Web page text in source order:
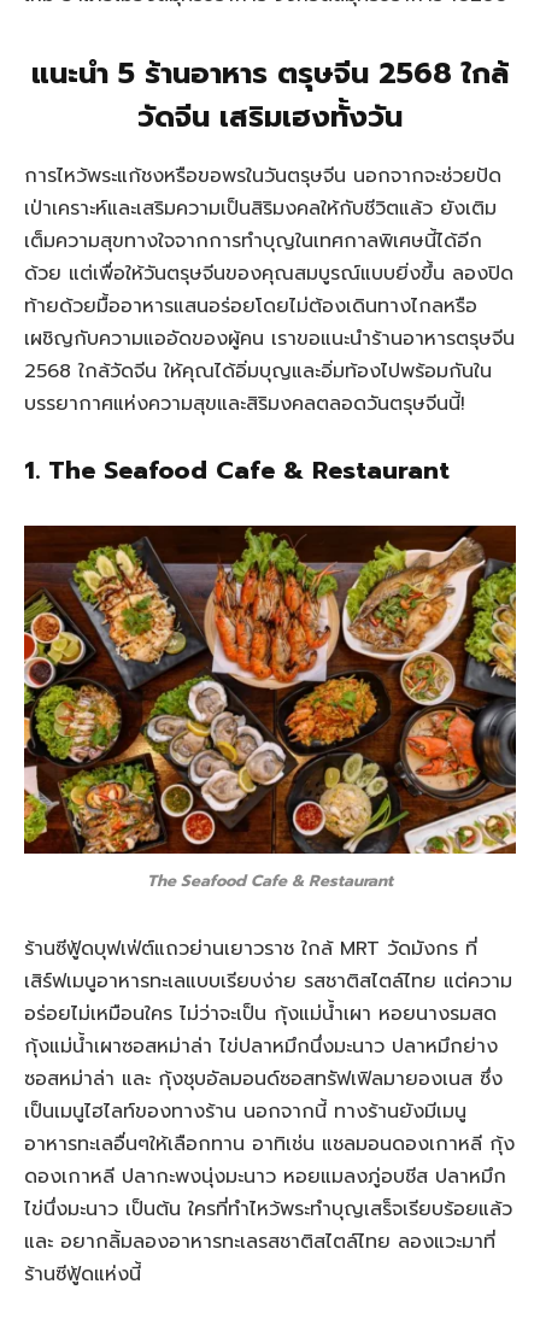
แนะนำ 5 ร้านอาหาร ตรุษจีน 2568 ใกล้
วัดจีน เสริมเฮงทั้งวัน
การไหว้พระแก้ชงหรือขอพรในวันตรุษจีน นอกจากจะช่วยปัด
เป่าเคราะห์และเสริมความเป็นสิริมงคลให้กับชีวิตแล้ว ยังเติม
เต็มความสุขทางใจจากการทำบุญในเทศกาลพิเศษนี้ได้อีก
ด้วย แต่เพื่อให้วันตรุษจีนของคุณสมบูรณ์แบบยิ่งขึ้น ลองปิด
ท้ายด้วยมื้ออาหารแสนอร่อยโดยไม่ต้องเดินทางไกลหรือ
เผชิญกับความแออัดของผู้คน เราขอแนะนำร้านอาหารตรุษจีน
2568 ใกล้วัดจีน ให้คุณได้อิ่มบุญและอิ่มท้องไปพร้อมกันใน
บรรยากาศแห่งความสุขและสิริมงคลตลอดวันตรุษจีนนี้!
1. The Seafood Cafe & Restaurant
The Seafood Cafe & Restaurant
ร้านซีฟู้ดบุฟเฟ่ต์แถวย่านเยาวราช ใกล้ MRT วัดมังกร ที่
เสิร์ฟเมนูอาหารทะเลแบบเรียบง่าย รสชาติสไตล์ไทย แต่ความ
อร่อยไม่เหมือนใคร ไม่ว่าจะเป็น กุ้งแม่น้ำเผา หอยนางรมสด
กุ้งแม่น้ำเผาซอสหม่าล่า ไข่ปลาหมึกนึ่งมะนาว ปลาหมึกย่าง
ซอสหม่าล่า และ กุ้งชุบอัลมอนด์ซอสทรัฟเฟิลมายองเนส ซึ่ง
เป็นเมนูไฮไลท์ของทางร้าน นอกจากนี้ ทางร้านยังมีเมนู
อาหารทะเลอื่นๆให้เลือกทาน อาทิเช่น แชลมอนดองเกาหลี กุ้ง
ดองเกาหลี ปลากะพงนุ่งมะนาว หอยแมลงภู่อบชีส ปลาหมึก
ไข่นึ่งมะนาว เป็นต้น ใครที่ทำไหว้พระทำบุญเสร็จเรียบร้อยแล้ว
และ อยากลิ้มลองอาหารทะเลรสชาติสไตล์ไทย ลองแวะมาที่
ร้านซีฟู้ดแห่งนี้